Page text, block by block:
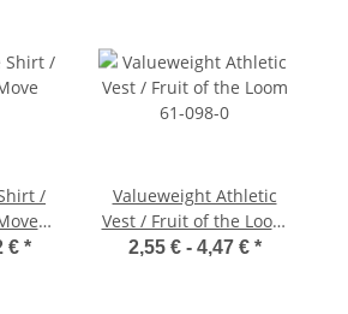
/
€ *
Valueweight Athletic
Vest / Fruit of the Loom
61-098-0
2,55 € - 4,47 € *